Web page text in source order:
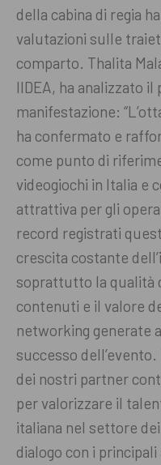
della cabina di regia
valutazioni sulle
comparto. Thalita
IIDEA, ha analizzato
manifestazione:
ha confermato e
come punto di
videogiochi in Italia e
attrattiva per gli
record registrati
crescita costante
soprattutto la qualità
contenuti e il valore
networking generate
successo
dei nostri partner
per valorizzare il
italiana nel settore
dialogo con i